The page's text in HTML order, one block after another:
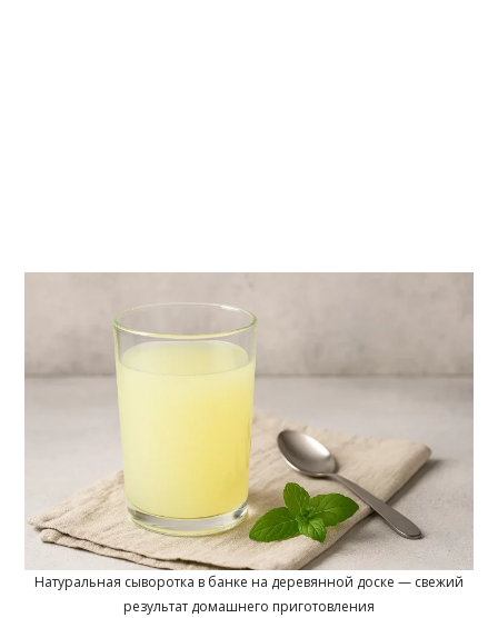
Натуральная сыворотка в банке на деревянной доске — свежий
результат домашнего приготовления